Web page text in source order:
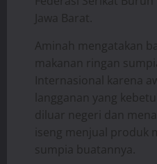
Jawa Barat.
Aminah mengatakan
makanan ringan
Internasional karena
langganan yang
diluar negeri dan
iseng menjual produk
sumpia buatannya.